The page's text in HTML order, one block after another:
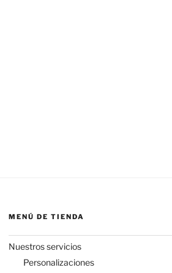
MENÚ DE TIENDA
Nuestros servicios
Personalizaciones